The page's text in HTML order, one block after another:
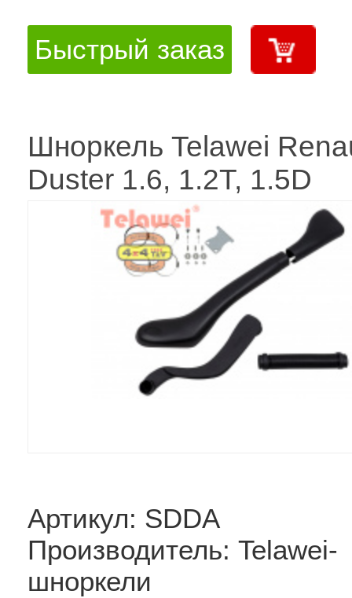
Быстрый заказ
Шноркель Telawei
Duster 1.6, 1.2T, 1.5D
Артикул: SDDA
Производитель: Telawei-
шноркели